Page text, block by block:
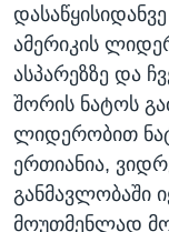
ამერიკის
ასპარეზზე და
შორის ნატოს
ლიდერობით
ერთიანია,
განმავლობაში
მოუთმენლად